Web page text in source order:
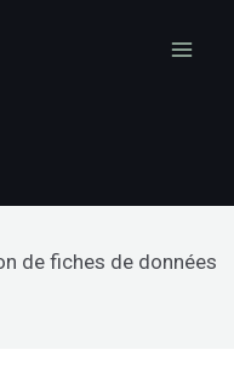
de fiches de données